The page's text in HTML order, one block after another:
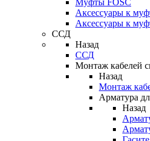
Муфты FOSC
Аксессуары к
Аксессуары к
ССД
Назад
ССД
Монтаж кабелей
Назад
Монтаж
Арматура
Назад